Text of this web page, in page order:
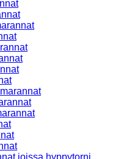
joissa hyppytorni